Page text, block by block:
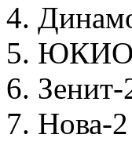
4.
5.
6.
7. Нова-